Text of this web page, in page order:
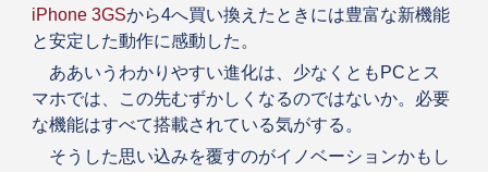
iPhone 3GSから4へ買い換えたときには豊富な新機能
と安定した動作に感動した。
ああいうわかりやすい進化は、少なくともPCとス
マホでは、この先むずかしくなるのではないか。必要
な機能はすべて搭載されている気がする。
そうした思い込みを覆すのがイノベーションかもし